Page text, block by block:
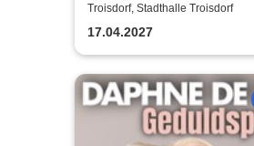
Troisdorf, Stadthalle Troisdorf
17.04.2027